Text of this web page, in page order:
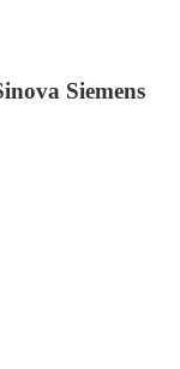
Siemens